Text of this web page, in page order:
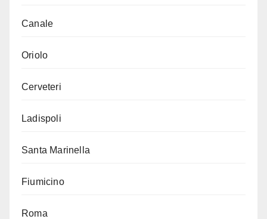
Canale
Oriolo
Cerveteri
Ladispoli
Santa Marinella
Fiumicino
Roma